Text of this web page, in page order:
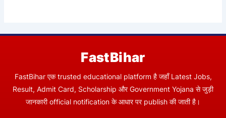
FastBihar
FastBihar एक trusted educational platform है जहाँ Latest Jobs,
Result, Admit Card, Scholarship और Government Yojana से जुड़ी
जानकारी official notification के आधार पर publish की जाती है।